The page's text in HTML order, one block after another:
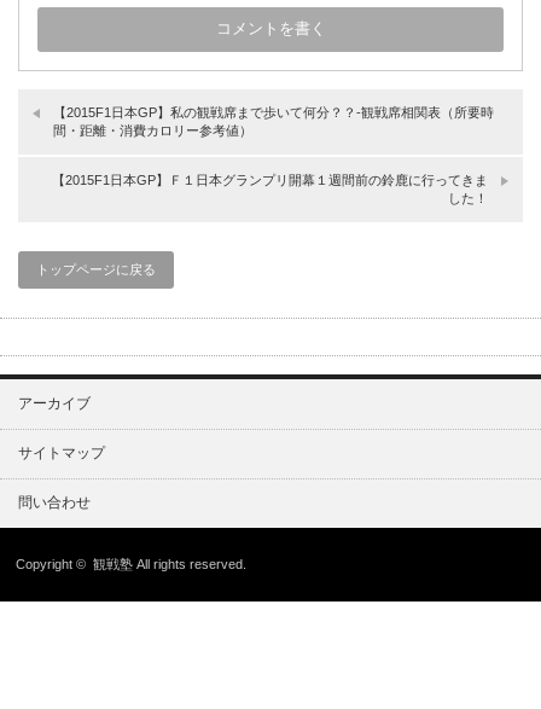
【2015F1日本GP】私の観戦席まで歩いて何分？？-観戦席相関表（所要時
間・距離・消費カロリー参考値）
【2015F1日本GP】Ｆ１日本グランプリ開幕１週間前の鈴鹿に行ってきま
した！
トップページに戻る
アーカイブ
サイトマップ
問い合わせ
Copyright ©観戦塾 All rights reserved.